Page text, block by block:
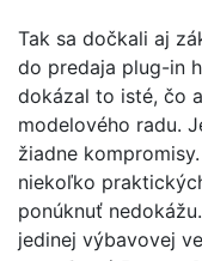
Tak sa dočkali aj
do predaja plug-in
dokázal to isté, čo
modelového radu.
žiadne
niekoľko
ponúknuť
jedinej výbavovej